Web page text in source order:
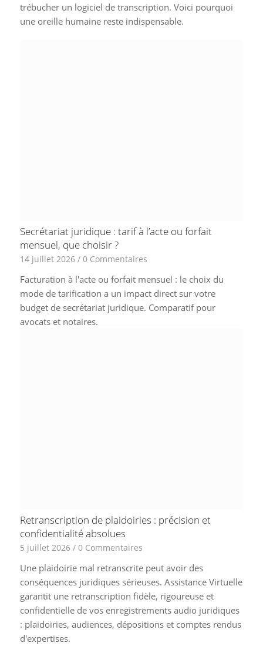
trébucher un logiciel de transcription. Voici pourquoi
une oreille humaine reste indispensable.
Secrétariat juridique : tarif à l’acte ou forfait
mensuel, que choisir ?
14 juillet 2026 / 0 Commentaires
Facturation à l'acte ou forfait mensuel : le choix du
mode de tarification a un impact direct sur votre
budget de secrétariat juridique. Comparatif pour
avocats et notaires.
Retranscription de plaidoiries : précision et
confidentialité absolues
5 juillet 2026 / 0 Commentaires
Une plaidoirie mal retranscrite peut avoir des
conséquences juridiques sérieuses. Assistance Virtuelle
garantit une retranscription fidèle, rigoureuse et
confidentielle de vos enregistrements audio juridiques
: plaidoiries, audiences, dépositions et comptes rendus
d'expertises.